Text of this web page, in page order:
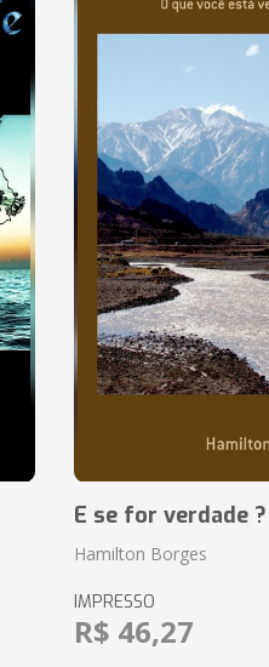
E se for verdade ?
Hamilton Borges
IMPRESSO
R$ 46,27